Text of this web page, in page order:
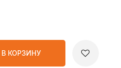
В КОРЗИНУ